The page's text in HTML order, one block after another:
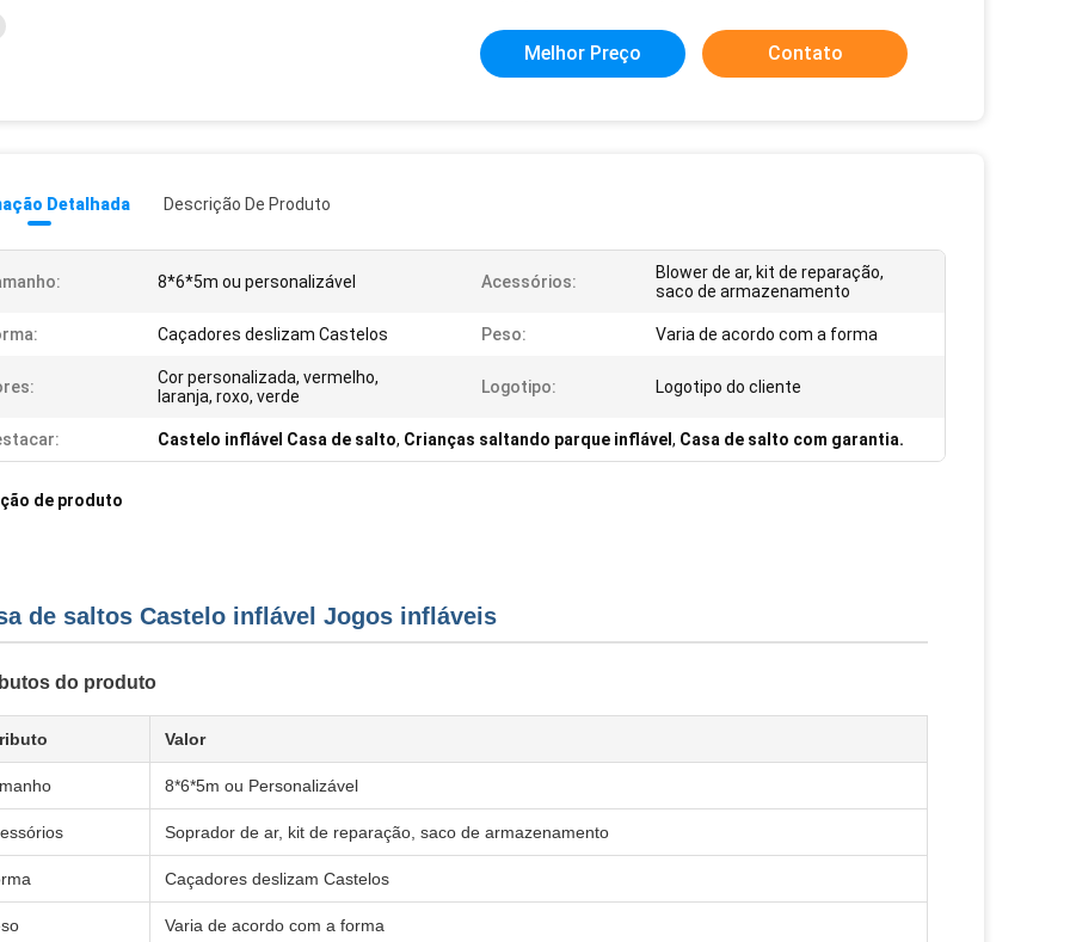
Melhor Preço Contato
Detalhada Descrição De Produto
8*6*5m ou personalizável Acessórios:
Blower de ar, kit de reparação,
saco de armazenamento
Caçadores deslizam Castelos Peso: Varia de acordo com a forma
Cor personalizada, vermelho,
laranja, roxo, verde
Logotipo: Logotipo do cliente
Castelo inflável Casa de salto, Crianças saltando parque inflável , Casa de salto com garantia.
de produto
de saltos Castelo inflável Jogos infláveis
do produto
Valor
8*6*5m ou Personalizável
Soprador de ar, kit de reparação, saco de armazenamento
Caçadores deslizam Castelos
Varia de acordo com a forma